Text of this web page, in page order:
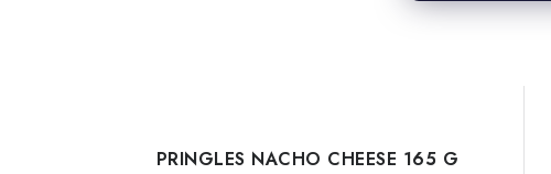
PRINGLES NACHO CHEESE 165 G